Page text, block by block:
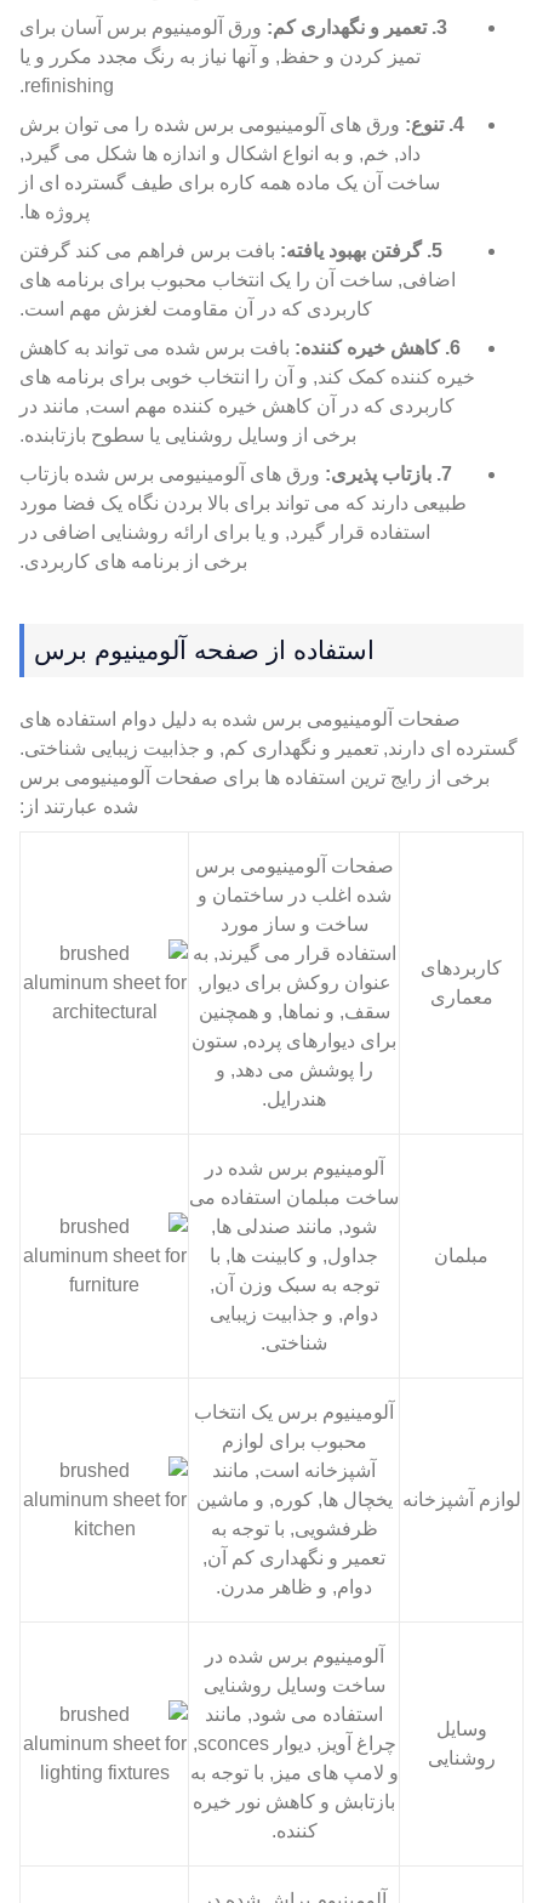
3. تعمیر و نگهداری کم:
ورق آلومینیوم برس آسان برای
تمیز کردن و حفظ, و آنها نیاز به رنگ مجدد مکرر و یا
refinishing.
4. تنوع:
ورق های آلومینیومی برس شده را می توان برش
داد, خم, و به انواع اشکال و اندازه ها شکل می گیرد,
ساخت آن یک ماده همه کاره برای طیف گسترده ای از
پروژه ها.
5. گرفتن بهبود یافته:
بافت برس فراهم می کند گرفتن
اضافی, ساخت آن را یک انتخاب محبوب برای برنامه های
کاربردی که در آن مقاومت لغزش مهم است.
6. کاهش خیره کننده:
بافت برس شده می تواند به کاهش
خیره کننده کمک کند, و آن را انتخاب خوبی برای برنامه های
کاربردی که در آن کاهش خیره کننده مهم است, مانند در
برخی از وسایل روشنایی یا سطوح بازتابنده.
7. بازتاب پذیری:
ورق های آلومینیومی برس شده بازتاب
طبیعی دارند که می تواند برای بالا بردن نگاه یک فضا مورد
استفاده قرار گیرد, و یا برای ارائه روشنایی اضافی در
برخی از برنامه های کاربردی.
استفاده از صفحه آلومینیوم برس
صفحات آلومینیومی برس شده به دلیل دوام استفاده های
گسترده ای دارند, تعمیر و نگهداری کم, و جذابیت زیبایی شناختی.
برخی از رایج ترین استفاده ها برای صفحات آلومینیومی برس
شده عبارتند از:
کاربردهای
معماری
صفحات آلومینیومی برس
شده اغلب در ساختمان و
ساخت و ساز مورد
استفاده قرار می گیرند, به
عنوان روکش برای دیوار,
سقف, و نماها, و همچنین
برای دیوارهای پرده, ستون
را پوشش می دهد, و
هندرایل.
مبلمان
آلومینیوم برس شده در
ساخت مبلمان استفاده می
شود, مانند صندلی ها,
جداول, و کابینت ها, با
توجه به سبک وزن آن,
دوام, و جذابیت زیبایی
شناختی.
لوازم آشپزخانه
آلومینیوم برس یک انتخاب
محبوب برای لوازم
آشپزخانه است, مانند
یخچال ها, کوره, و ماشین
ظرفشویی, با توجه به
تعمیر و نگهداری کم آن,
دوام, و ظاهر مدرن.
وسایل
روشنایی
آلومینیوم برس شده در
ساخت وسایل روشنایی
استفاده می شود, مانند
چراغ آویز, دیوار sconces,
و لامپ های میز, با توجه به
بازتابش و کاهش نور خیره
کننده.